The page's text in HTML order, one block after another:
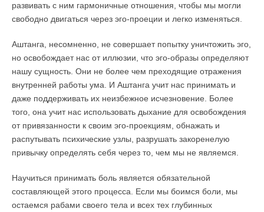
развивать с ним гармоничные отношения, чтобы мы могли
свободно двигаться через эго-проеции и легко изменяться.
Аштанга, несомненно, не совершает попытку уничтожить эго,
но освобождает нас от иллюзии, что эго-образы определяют
нашу сущность. Они не более чем преходящие отражения
внутренней работы ума. И Аштанга учит нас принимать и
даже поддерживать их неизбежное исчезновение. Более
того, она учит нас использовать дыхание для освобождения
от привязанности к своим эго-проекциям, обнажать и
распутывать психические узлы, разрушать закоренелую
привычку определять себя через то, чем мы не являемся.
Научиться принимать боль является обязательной
составляющей этого процесса. Если мы боимся боли, мы
остаемся рабами своего тела и всех тех глубинных